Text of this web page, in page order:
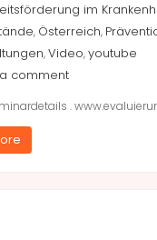
im
, Österreich,
,Video,youtube
comment
.